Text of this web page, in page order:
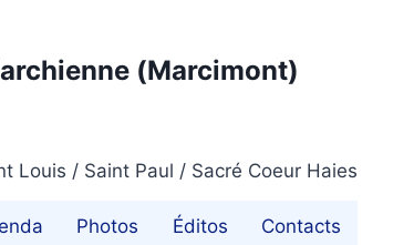
(Marcimont)
Louis / Saint Paul / Sacré Coeur Haies
Photos Éditos Contacts